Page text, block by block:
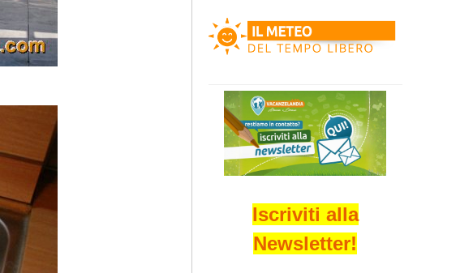
Iscriviti alla
Newsletter!